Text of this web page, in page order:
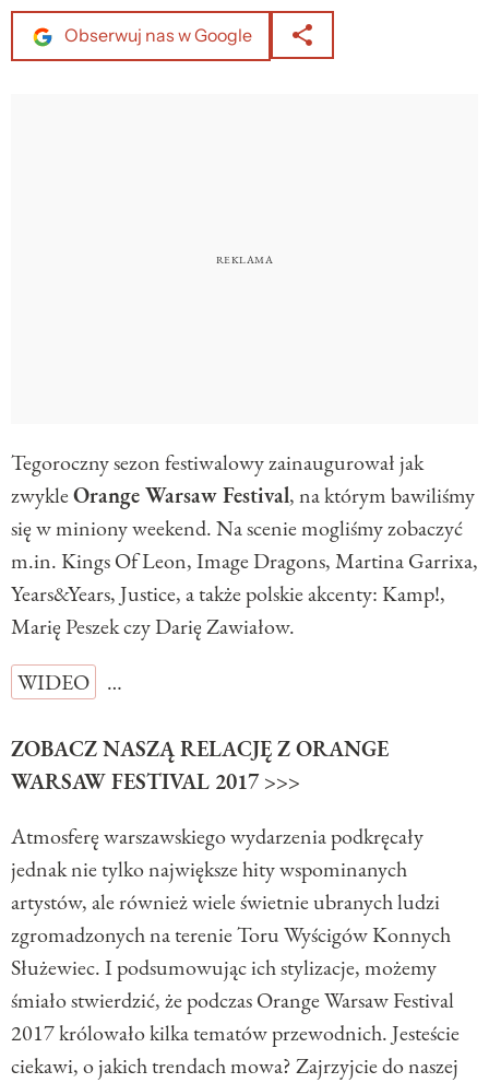
Obserwuj nas w Google
Tegoroczny sezon festiwalowy zainaugurował jak
zwykleOrange Warsaw Festival, na którym bawiliśmy
się w miniony weekend. Na scenie mogliśmy zobaczyć
m.in. Kings Of Leon, Image Dragons, Martina Garrixa,
Years&Years, Justice, a także polskie akcenty: Kamp!,
Marię Peszek czy Darię Zawiałow.
WIDEO
…
ZOBACZ NASZĄ RELACJĘ Z ORANGE
WARSAW FESTIVAL 2017 >>>
Atmosferę warszawskiego wydarzenia podkręcały
jednak nie tylko największe hity wspominanych
artystów, ale również wiele świetnie ubranych ludzi
zgromadzonych na terenie Toru Wyścigów Konnych
Służewiec. I podsumowując ich stylizacje, możemy
śmiało stwierdzić, że podczas Orange Warsaw Festival
2017 królowało kilka tematów przewodnich. Jesteście
ciekawi, o jakich trendach mowa? Zajrzyjcie do naszej